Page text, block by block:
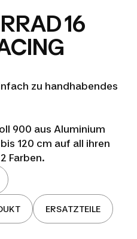
16
zu handhabendes
900 aus Aluminium
120 cm auf all ihren
Farben.
ERSATZTEILE